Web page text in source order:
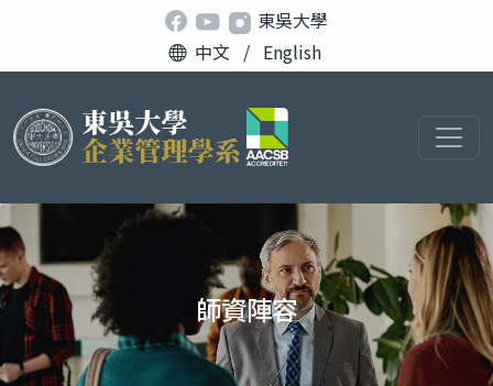
東吳大學
中文 / English
師資陣容